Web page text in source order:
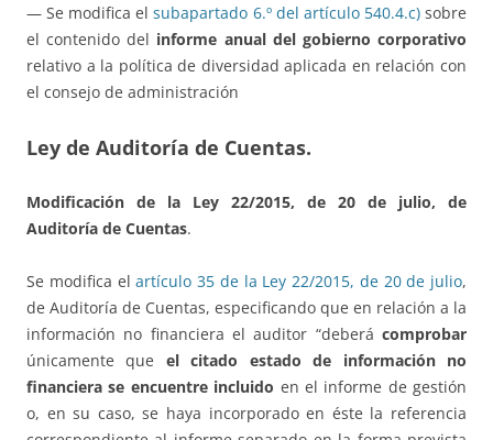
— Se modifica elsubapartado 6.º del artículo 540.4.c)sobre
el contenido del informe anual del gobierno corporativo
relativo a la política de diversidad aplicada en relación con
el consejo de administración
Ley de Auditoría de Cuentas.
Modificación de la Ley 22/2015, de 20 de julio, de
Auditoría de Cuentas.
Se modifica elartículo 35 de la Ley 22/2015, de 20 de julio,
de Auditoría de Cuentas, especificando que en relación a la
información no financiera el auditor “deberá comprobar
únicamente que el citado estado de información no
financiera se encuentre incluido en el informe de gestión
o, en su caso, se haya incorporado en éste la referencia